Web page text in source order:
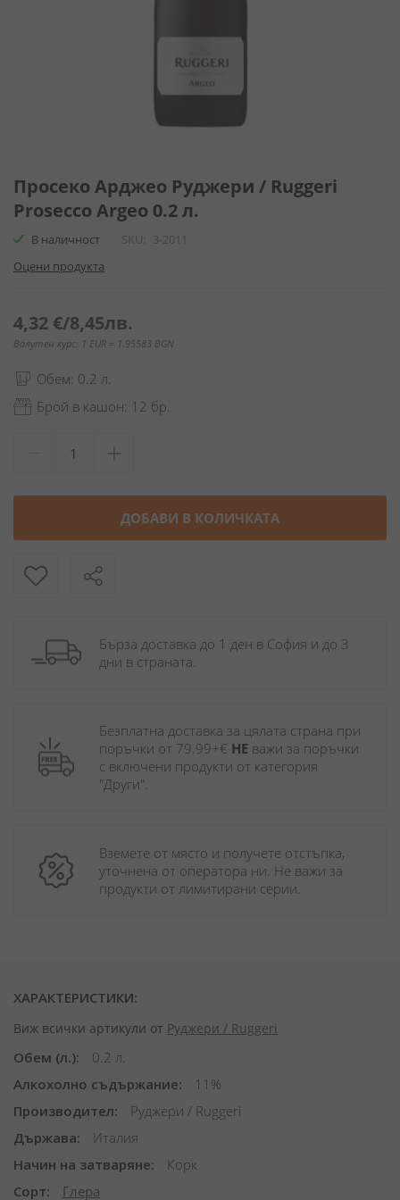
към
началото
на
галерия
снимки
Просеко Арджео Руджери / Ruggeri
Prosecco Argeo 0.2 л.
В наличност SKU
3-2011
Оцени продукта
4,32 €/8,45лв.
Валутен курс: 1 EUR = 1.95583 BGN
Обем: 0.2 л.
Брой в кашон: 12 бр.
ДОБАВИ В КОЛИЧКАТА
Бърза доставка до 1 ден в София и до 3
дни в страната.
Безплатна доставка за цялата страна при
поръчки от 79.99+€ НЕ важи за поръчки
с включени продукти от категория
"Други".
Вземете от място и получете отстъпка,
уточнена от оператора ни. Не важи за
продукти от лимитирани серии.
ХАРАКТЕРИСТИКИ:
Виж всички артикули от Руджери / Ruggeri
Обем (л.)
0.2 л.
Алкохолно съдържание
11%
Производител
Руджери / Ruggeri
Държава
Италия
Начин на затваряне
Корк
Сорт
Глера